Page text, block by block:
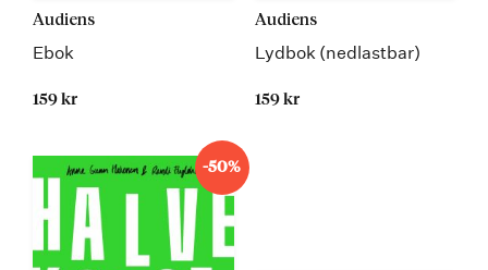
Audiens
Ebok
159 kr
Audiens
Lydbok (nedlastbar)
159 kr
-50%